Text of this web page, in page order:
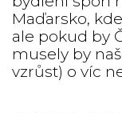
Maďarsko,
ale pokud by
musely by
vzrůst) o víc